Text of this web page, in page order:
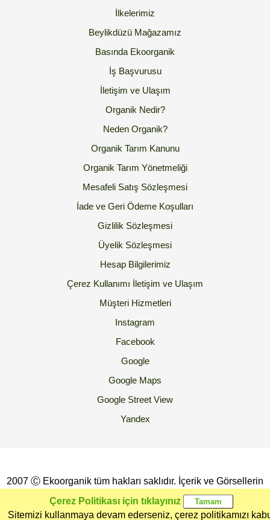
İlkelerimiz
Beylikdüzü Mağazamız
Basında Ekoorganik
İş Başvurusu
İletişim ve Ulaşım
Organik Nedir?
Neden Organik?
Organik Tarım Kanunu
Organik Tarım Yönetmeliği
Mesafeli Satış Sözleşmesi
İade ve Geri Ödeme Koşulları
Gizlilik Sözleşmesi
Üyelik Sözleşmesi
Hesap Bilgilerimiz
Çerez Kullanımı İletişim ve Ulaşım
Müşteri Hizmetleri
Instagram
Facebook
Google
Google Maps
Google Street View
Yandex
Çerez Politikası için tıklayınız
Sitemizi kullanmaya devam ederseniz, çerez politikamızı
2007 Ⓒ Ekoorganik tüm hakları saklıdır. İçerik ve Görsellerin
İzinsiz Kopyalanması yada Kullanılması Yasaktır.